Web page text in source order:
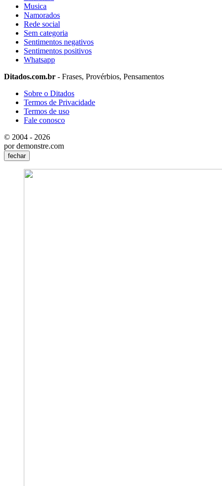
Musica
Namorados
Rede social
Sem categoria
Sentimentos negativos
Sentimentos positivos
Whatsapp
Ditados.com.br - Frases, Provérbios, Pensamentos
Sobre o Ditados
Termos de Privacidade
Termos de uso
Fale conosco
© 2004 - 2026
por demonstre.com
fechar